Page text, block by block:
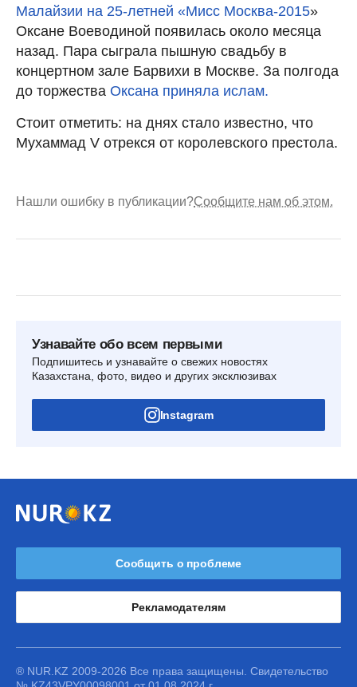
Малайзии на 25-летней «Мисс Москва-2015»
Оксане Воеводиной появилась около месяца
назад. Пара сыграла пышную свадьбу в
концертном зале Барвихи в Москве. За полгода
до торжества Оксана приняла ислам.
Стоит отметить: на днях стало известно, что
Мухаммад V отрекся от королевского престола.
Нашли ошибку в публикации?Сообщите нам об этом.
Узнавайте обо всем первыми
Подпишитесь и узнавайте о свежих новостях
Казахстана, фото, видео и других эксклюзивах
Instagram
Сообщить о проблеме
Рекламодателям
® NUR.KZ 2009-2026 Все права защищены. Свидетельство